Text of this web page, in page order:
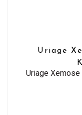
Uriage
Uriage